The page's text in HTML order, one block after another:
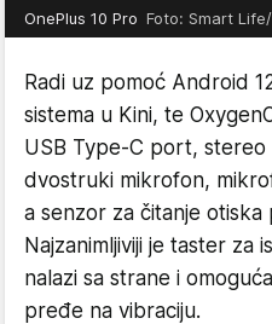
OnePlus 10 Pro Foto: Smart
Radi uz pomoć Android
sistema u Kini, te
USB Type-C port, stereo
dvostruki mikrofon,
a senzor za čitanje
Najzanimljiviji je taster za
nalazi sa strane i
pređe na vibraciju.